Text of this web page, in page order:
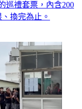
巡禮套票，內含200
換完為止。